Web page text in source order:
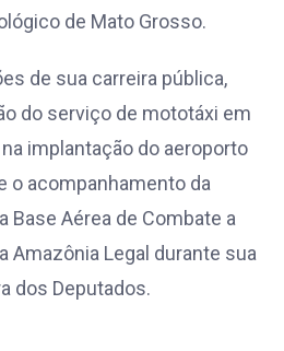
de Mato Grosso.
de sua carreira pública,
do serviço de mototáxi em
implantação do aeroporto
o acompanhamento da
Base Aérea de Combate a
Amazônia Legal durante sua
dos Deputados.